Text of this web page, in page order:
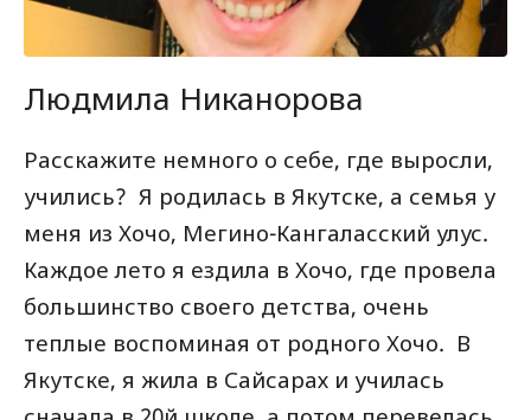
Людмила Никанорова
Расскажите немного о себе, где выросли,
учились? Я родилась в Якутске, а семья у
меня из Хочо, Мегино-Кангаласский улус.
Каждое лето я ездила в Хочо, где провела
большинство своего детства, очень
теплые воспоминая от родного Хочо. В
Якутске, я жила в Сайсарах и училась